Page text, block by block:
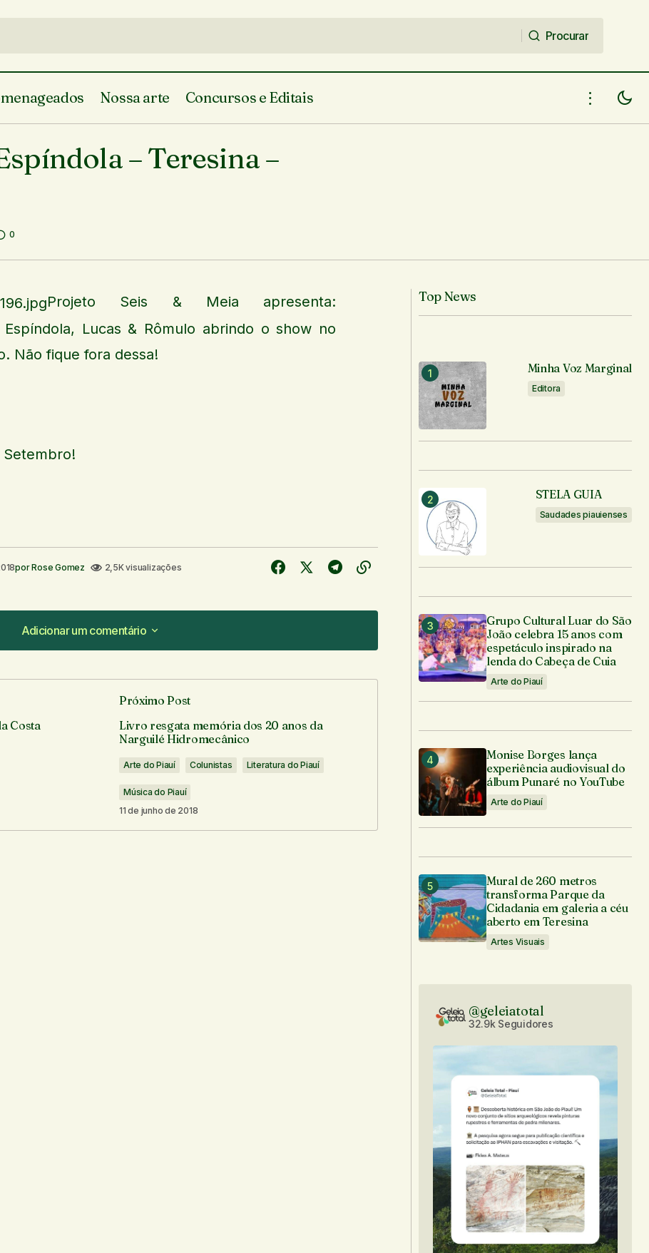
Procurar
Nossa arte Concursos e Editais
Dudu Nobre & Arthur Espíndola – Teresina – 14/06/18
– Teresina –
0
Projeto Seis & Meia apresenta:
Lucas & Rômulo abrindo o show no
Não fique fora dessa!
porRose Gomez 2,5K visualizações
Adicionar um comentário
Adicionar um comentário
Costa
Próximo Post
Livro resgata memória dos 20 anos da
Narguilé Hidromecânico
Arte do Piauí Colunistas Literatura do Piauí
Música do Piauí
11 de junho de 2018
Top News
Minha Voz Marginal
Editora
STELA GUIA
Saudades piauienses
Grupo Cultural Luar do São
João celebra 15 anos com
espetáculo inspirado na
lenda do Cabeça de Cuia
Arte do Piauí
Monise Borges lança
experiência audiovisual do
álbum Punaré no YouTube
Arte do Piauí
Mural de 260 metros
transforma Parque da
Cidadania em galeria a céu
aberto em Teresina
Artes Visuais
@geleiatotal
32.9k Seguidores